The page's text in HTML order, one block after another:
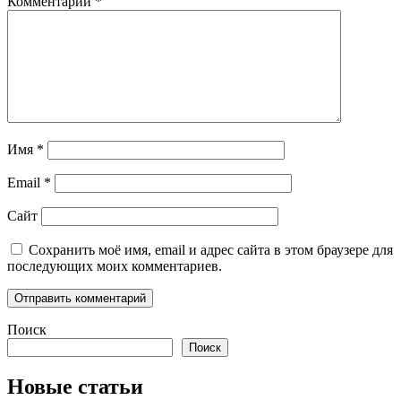
Имя *
Email *
Сайт
Сохранить моё имя, email и адрес сайта в этом браузере для
последующих моих комментариев.
Поиск
Поиск
Новые статьи